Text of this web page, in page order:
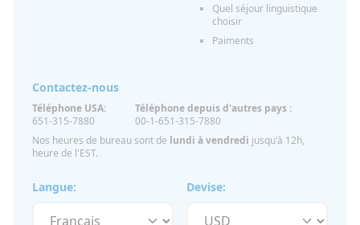
Quel séjour linguistique
choisir
Paiments
Langue: Devise:
Contactez-nous
Téléphone USA:
651-315-7880
Téléphone depuis d'autres pays :
00-1-651-315-7880
Nos heures de bureau sont de lundi à vendredi jusqu'à 12h,
heure de l'EST.